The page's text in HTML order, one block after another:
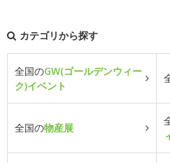
カテゴリから探す
全国のGW(ゴールデンウィー
ク)イベント
全国の物産展